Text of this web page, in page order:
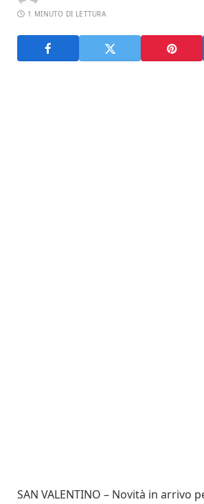
1 MINUTO DI LETTURA
SAN VALENTINO – Novità in arrivo